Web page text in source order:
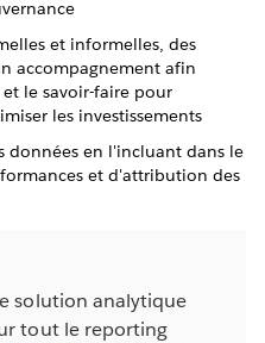
et informelles, des
accompagnement afin
le savoir-faire pour
les investissements
données en l'incluant dans le
et d'attribution des
solution analytique
tout le reporting